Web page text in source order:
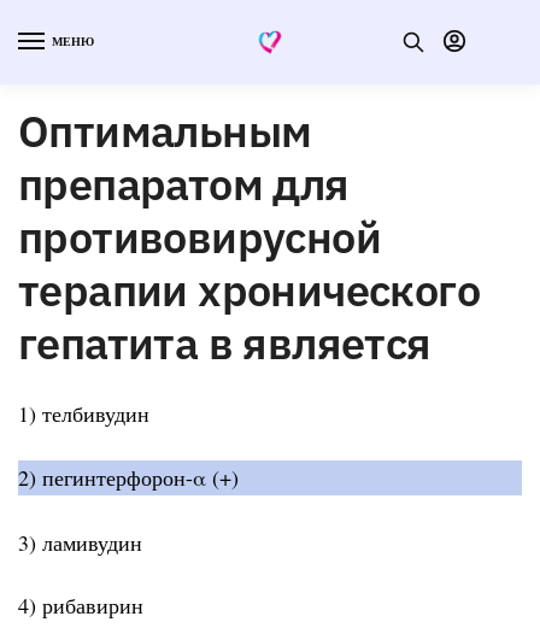
МЕНЮ
Оптимальным
препаратом для
противовирусной
терапии хронического
гепатита в является
1) телбивудин
2) пегинтерфорон-α (+)
3) ламивудин
4) рибавирин